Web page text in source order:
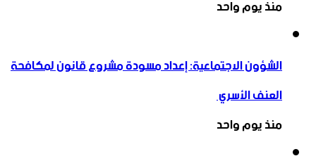
منذ يوم واحد
الشؤون الاجتماعية: إعداد مسودة مشروع قانون لمكافحة
العنف الأسري ‏
منذ يوم واحد